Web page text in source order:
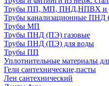
Трубы ПП, МП, ПНД,НПВХ и
Трубы канализационные
Трубы МП
Трубы ПНД (ПЭ) газовые
Трубы ПНД (ПЭ) для воды
Трубы ПП
Уплотнительные материалы
Гели сантехнические,пасты
Лен сантехнический